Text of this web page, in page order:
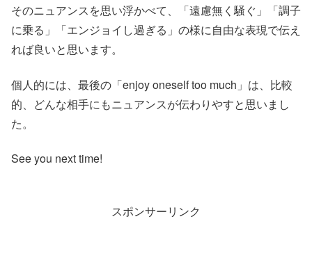
そのニュアンスを思い浮かべて、「遠慮無く騒ぐ」「調子
に乗る」「エンジョイし過ぎる」の様に自由な表現で伝え
れば良いと思います。
個人的には、最後の「enjoy oneself too much」は、比較
的、どんな相手にもニュアンスが伝わりやすと思いまし
た。
See you next time!
スポンサーリンク